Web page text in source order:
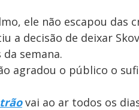
ele não escapou das
a decisão de deixar
semana.
agradou o público o
vai ao ar todos os